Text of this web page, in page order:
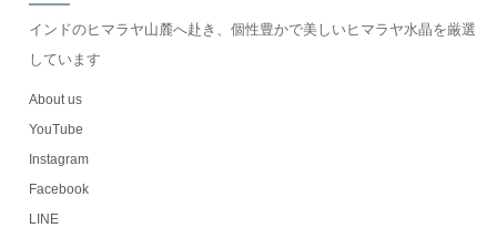
インドのヒマラヤ山麓へ赴き、個性豊かで美しいヒマラヤ水晶を厳選
しています
About us
YouTube
Instagram
Facebook
LINE